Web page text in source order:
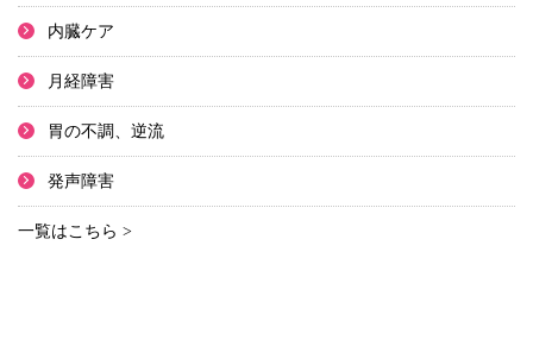
内臓ケア
月経障害
胃の不調、逆流
発声障害
一覧はこちら >